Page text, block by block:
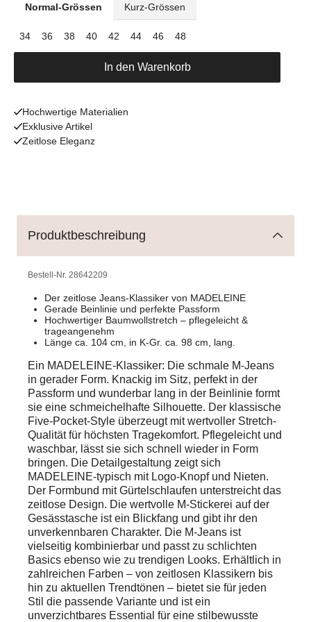
Normal-Grössen Kurz-Grössen
34 36 38 40 42 44 46 48
In den Warenkorb
Hochwertige Materialien
Exklusive Artikel
Zeitlose Eleganz
Produktbeschreibung
Bestell-Nr. 28642209
Der zeitlose Jeans-Klassiker von MADELEINE
Gerade Beinlinie und perfekte Passform
Hochwertiger Baumwollstretch – pflegeleicht &
trageangenehm
Länge ca. 104 cm, in K-Gr. ca. 98 cm, lang.
Ein MADELEINE-Klassiker: Die schmale M-Jeans
in gerader Form. Knackig im Sitz, perfekt in der
Passform und wunderbar lang in der Beinlinie formt
sie eine schmeichelhafte Silhouette. Der klassische
Five-Pocket-Style überzeugt mit wertvoller Stretch-
Qualität für höchsten Tragekomfort. Pflegeleicht und
waschbar, lässt sie sich schnell wieder in Form
bringen. Die Detailgestaltung zeigt sich
MADELEINE-typisch mit Logo-Knopf und Nieten.
Der Formbund mit Gürtelschlaufen unterstreicht das
zeitlose Design. Die wertvolle M-Stickerei auf der
Gesässtasche ist ein Blickfang und gibt ihr den
unverkennbaren Charakter. Die M-Jeans ist
vielseitig kombinierbar und passt zu schlichten
Basics ebenso wie zu trendigen Looks. Erhältlich in
zahlreichen Farben – von zeitlosen Klassikern bis
hin zu aktuellen Trendtönen – bietet sie für jeden
Stil die passende Variante und ist ein
unverzichtbares Essential für eine stilbewusste